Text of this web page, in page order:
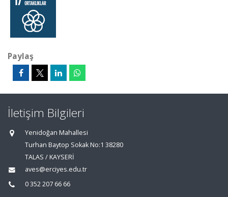
Paylaş
İletişim Bilgileri
Yenidoğan Mahallesi
Turhan Baytop Sokak No:1 38280
TALAS / KAYSERİ
aves@erciyes.edu.tr
0 352 207 66 66